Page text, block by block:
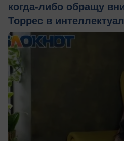
когда-либо обращу
Торрес в